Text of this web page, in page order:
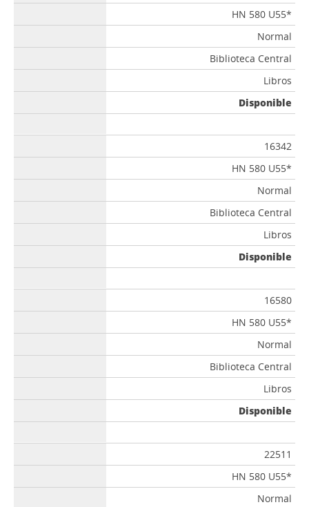
HN 580 U55*
Normal
Biblioteca Central
Libros
Disponible
16342
HN 580 U55*
Normal
Biblioteca Central
Libros
Disponible
16580
HN 580 U55*
Normal
Biblioteca Central
Libros
Disponible
22511
HN 580 U55*
Normal